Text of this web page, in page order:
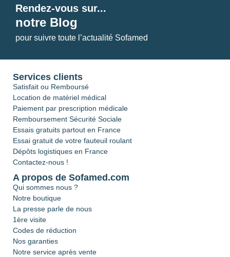
Rendez-vous sur...
notre Blog
pour suivre toute l’actualité Sofamed
Services clients
Satisfait ou Remboursé
Location de matériel médical
Paiement par prescription médicale
Remboursement Sécurité Sociale
Essais gratuits partout en France
Essai gratuit de votre fauteuil roulant
Dépôts logistiques en France
Contactez-nous !
A propos de Sofamed.com
Qui sommes nous ?
Notre boutique
La presse parle de nous
1ère visite
Codes de réduction
Nos garanties
Notre service après vente